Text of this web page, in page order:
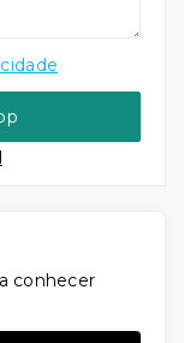
conhecer